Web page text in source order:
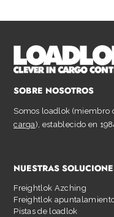
SOBRE NOSOTROS
Somos loadlok (miembro
carga), establecido en
NUESTRAS
Freightlok Azching
Freightlok
Pistas de loadlok